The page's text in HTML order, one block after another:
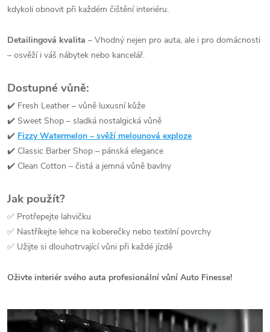
kdykoli obnovit při každém čištění interiéru.
Detailingová kvalita – Vhodný nejen pro auta, ale i pro domácnosti
– osvěží i váš nábytek nebo kancelář.
Dostupné vůně:
✔️ Fresh Leather – vůně luxusní kůže
✔️ Sweet Shop – sladká nostalgická vůně
✔️ Fizzy Watermelon – svěží melounová exploze
✔️ Classic Barber Shop – pánská elegance
✔️ Clean Cotton – čistá a jemná vůně bavlny
Jak použít?
✅ Protřepejte lahvičku
✅ Nastříkejte lehce na koberečky nebo textilní povrchy
✅ Užijte si dlouhotrvající vůni při každé jízdě
Oživte interiér svého auta profesionální vůní Auto Finesse!